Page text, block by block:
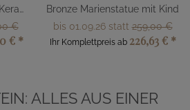
Urnenmodell Ginkgo aus Keramik
€
€ *
Bronze Marienstatue mit Kind
bis 01.09.26 statt259,00 €
Ihr Komplettpreis ab 226,63 € *
ALLES AUS EINER